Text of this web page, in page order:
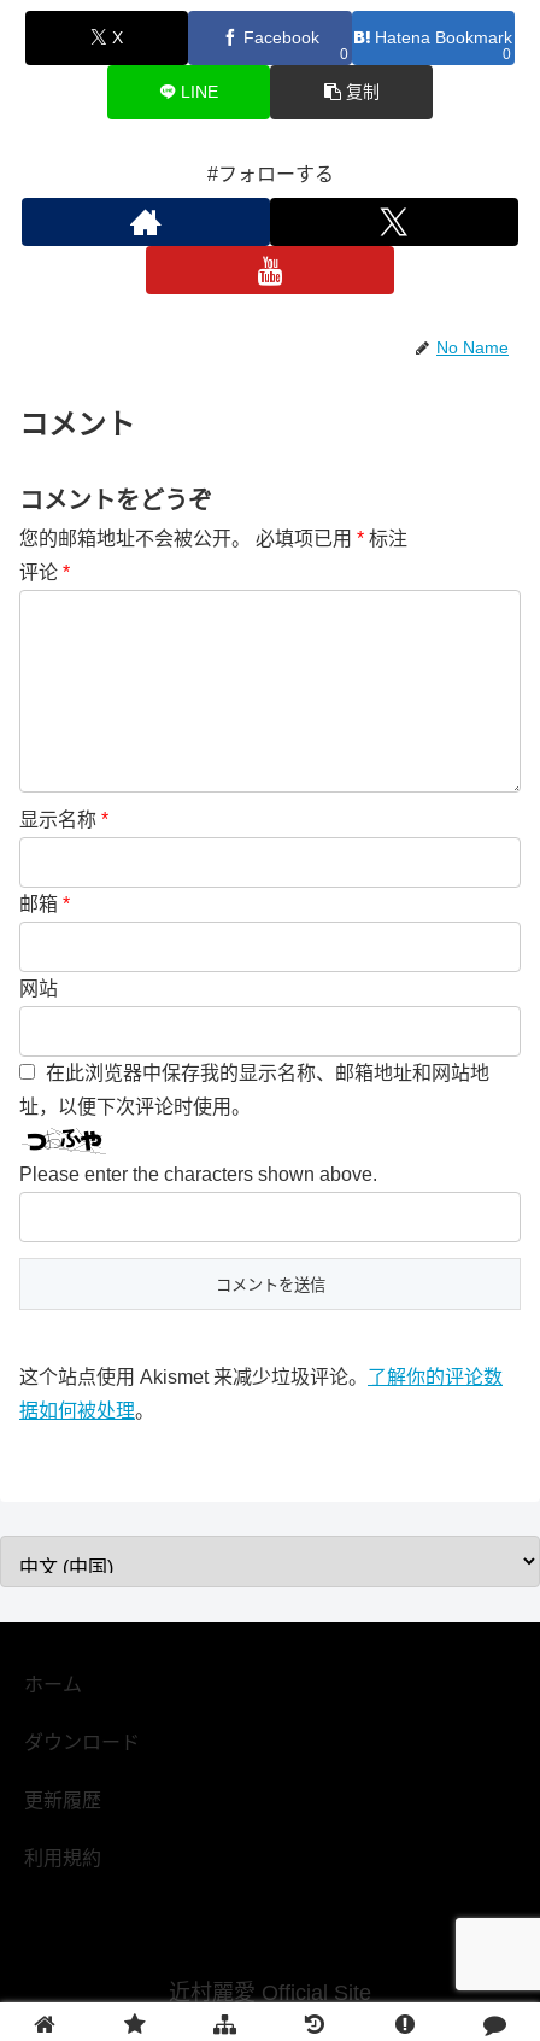
X Facebook
0
Hatena Bookmark
0
LINE 复制
#フォローする
No Name
コメント
コメントをどうぞ
您的邮箱地址不会被公开。 必填项已用 * 标注
评论 *
显示名称 *
邮箱 *
网站
在此浏览器中保存我的显示名称、邮箱地址和网站地
址，以便下次评论时使用。
Please enter the characters shown above.
这个站点使用 Akismet 来减少垃圾评论。 了解你的评论数
据如何被处理。
ホーム
ダウンロード
更新履歴
利用規約
近村麗愛 Official Site
Copyright © 2021-2026 近村麗愛 Official Site All Rights Reserved.